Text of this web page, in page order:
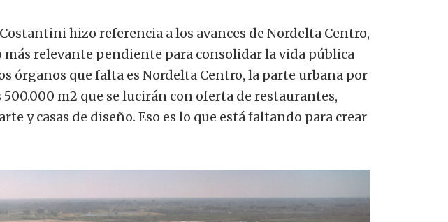
hizo referencia a los avances de Nordelta Centro,
relevante pendiente para consolidar la vida pública
órganos que falta es Nordelta Centro, la parte urbana por
500.000 m2 que se lucirán con oferta de restaurantes,
y casas de diseño. Eso es lo que está faltando para crear